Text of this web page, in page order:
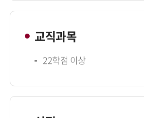
교직과목
22학점 이상